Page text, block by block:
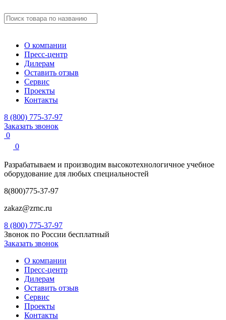
О компании
Пресс-центр
Дилерам
Оставить отзыв
Сервис
Проекты
Контакты
8 (800) 775-37-97
Заказать звонок
0
0
Разрабатываем и производим высокотехнологичное учебное
оборудование для любых специальностей
8(800)775-37-97
zakaz@zrnc.ru
8 (800) 775-37-97
Звонок по России бесплатный
Заказать звонок
О компании
Пресс-центр
Дилерам
Оставить отзыв
Сервис
Проекты
Контакты